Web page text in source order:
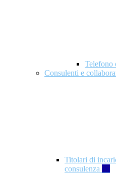
Telefono
Consulenti e
Titolari di
consulenza 57